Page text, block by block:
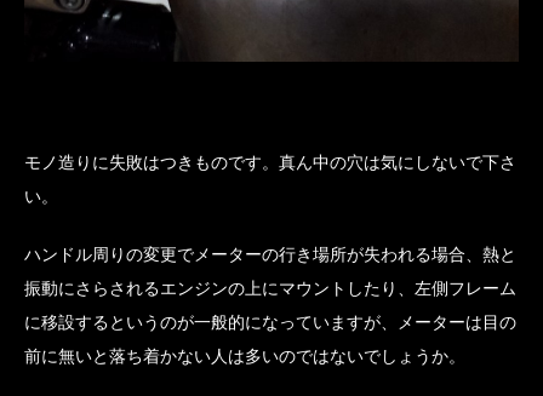
モノ造りに失敗はつきものです。真ん中の穴は気にしないで下さ
い。
ハンドル周りの変更でメーターの行き場所が失われる場合、熱と
振動にさらされるエンジンの上にマウントしたり、左側フレーム
に移設するというのが一般的になっていますが、メーターは目の
前に無いと落ち着かない人は多いのではないでしょうか。